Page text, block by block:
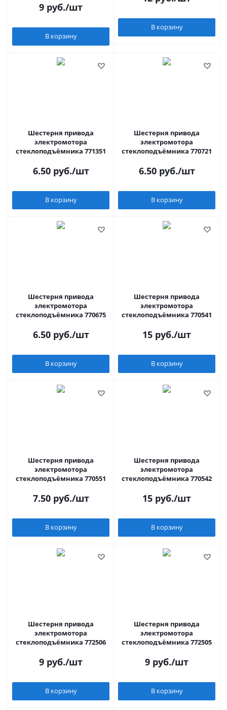
9 руб./шт
В корзину
В корзину
Шестерня привода
электромотора
стеклоподъёмника 771351
6.50руб./шт
В корзину
Шестерня привода
электромотора
стеклоподъёмника 770721
6.50руб./шт
В корзину
Шестерня привода
электромотора
стеклоподъёмника 770675
6.50руб./шт
В корзину
Шестерня привода
электромотора
стеклоподъёмника 770541
15 руб./шт
В корзину
Шестерня привода
электромотора
стеклоподъёмника 770551
7.50руб./шт
В корзину
Шестерня привода
электромотора
стеклоподъёмника 770542
15 руб./шт
В корзину
Шестерня привода
электромотора
стеклоподъёмника 772506
9 руб./шт
В корзину
Шестерня привода
электромотора
стеклоподъёмника 772505
9 руб./шт
В корзину